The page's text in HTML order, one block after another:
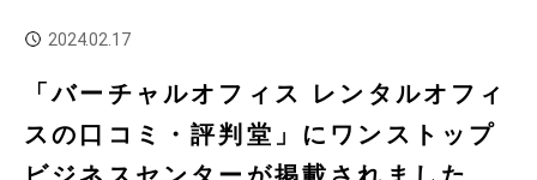
2024.02.17
「バーチャルオフィス レンタルオフィ
スの口コミ・評判堂」にワンストップ